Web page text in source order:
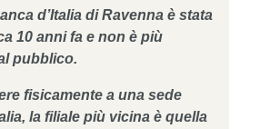
d’Italia di Ravenna è stata
10 anni fa e non è più
pubblico.
fisicamente a una sede
la filiale più vicina è quella